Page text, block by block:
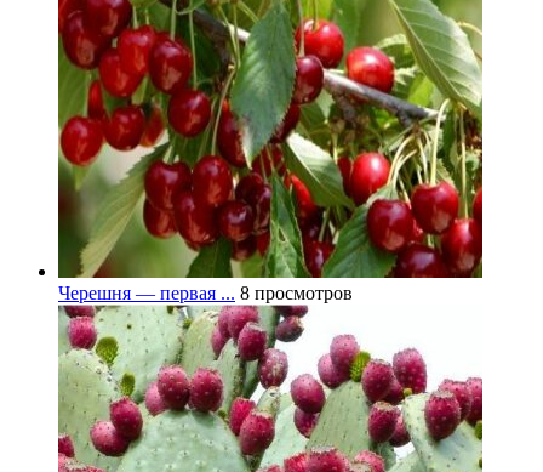
Черешня — первая ... 8 просмотров